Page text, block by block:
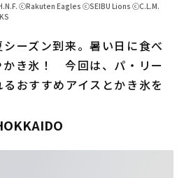
ァイターズ
デンイーグルス
ズ
ⓒRakuten Eagles ⓒSEIBU Lions ⓒC.L.M.
ーズン到来。暑い日に食べ
かき氷！ 今回は、パ・リー
おすすめアイスとかき氷を